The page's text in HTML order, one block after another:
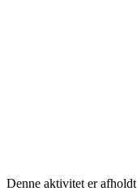
Denne aktivitet er afholdt